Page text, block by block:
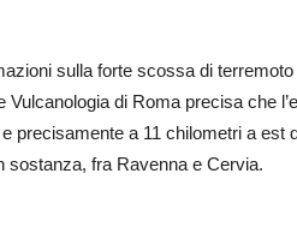
sulla forte scossa di
Vulcanologia di Roma precisa che
precisamente a 11 chilometri a est
sostanza, fra Ravenna e Cervia.